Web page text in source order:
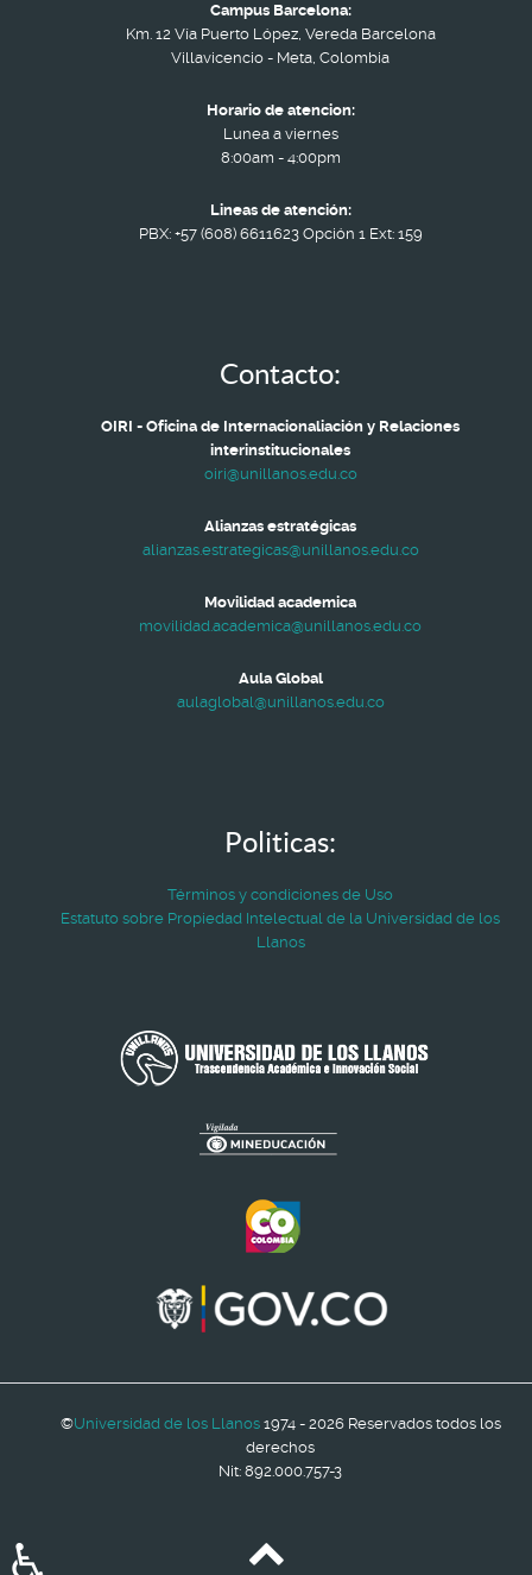
Campus Barcelona:
Km. 12 Vía Puerto López, Vereda Barcelona
Villavicencio - Meta, Colombia
Horario de atencion:
Lunea a viernes
8:00am - 4:00pm
Lineas de atención:
PBX: +57 (608) 6611623 Opción 1 Ext: 159
Contacto:
OIRI - Oficina de Internacionaliación y Relaciones
interinstitucionales
oiri@unillanos.edu.co
Alianzas estratégicas
alianzas.estrategicas@unillanos.edu.co
Movilidad academica
movilidad.academica@unillanos.edu.co
Aula Global
aulaglobal@unillanos.edu.co
Politicas:
Términos y condiciones de Uso
Estatuto sobre Propiedad Intelectual de la Universidad de los
Llanos
©Universidad de los Llanos1974 - 2026 Reservados todos los
derechos
Nit: 892.000.757-3